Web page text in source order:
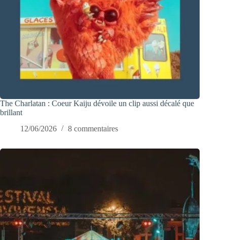
The Charlatan : Coeur Kaiju dévoile un clip aussi décalé que
brillant
12/06/2026
8 commentaires